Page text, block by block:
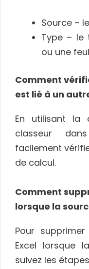
Source –
Type – le
ou une
Comment
est lié à un
En utilisant la
classeur
facilement
de calcul.
Comment
lorsque la
Pour
Excel lorsque
suivez les